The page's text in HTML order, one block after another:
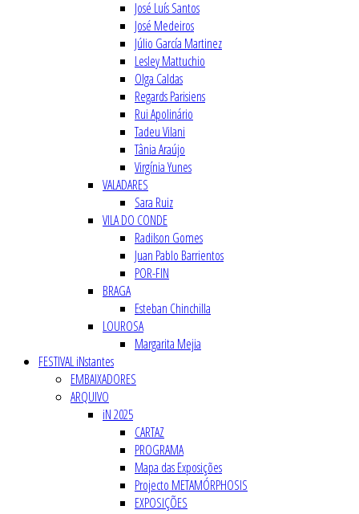
José Luís Santos
José Medeiros
Júlio García Martinez
Lesley Mattuchio
Olga Caldas
Regards Parisiens
Rui Apolinário
Tadeu Vilani
Tânia Araújo
Virgínia Yunes
VALADARES
Sara Ruiz
VILA DO CONDE
Radilson Gomes
Juan Pablo Barrientos
POR-FIN
BRAGA
Esteban Chinchilla
LOUROSA
Margarita Mejia
FESTIVAL iNstantes
EMBAIXADORES
ARQUIVO
iN 2025
CARTAZ
PROGRAMA
Mapa das Exposições
Projecto METAMÓRPHOSIS
EXPOSIÇÕES